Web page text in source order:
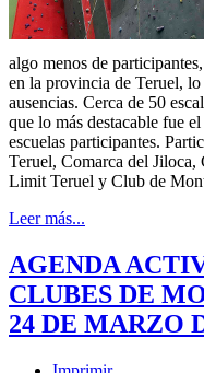
algo menos de
en la provincia de Teruel,
ausencias. Cerca de 50
que lo más destacable fue
escuelas participantes.
Teruel, Comarca del
Limit Teruel y Club de
Leer más...
AGENDA
CLUBES DE
24 DE MARZO